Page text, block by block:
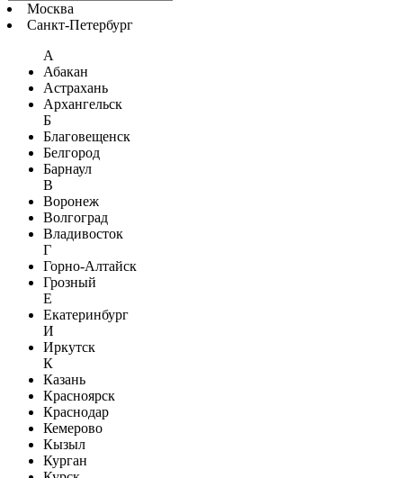
Москва
Санкт-Петербург
А
Абакан
Астрахань
Архангельск
Б
Благовещенск
Белгород
Барнаул
В
Воронеж
Волгоград
Владивосток
Г
Горно-Алтайск
Грозный
Е
Екатеринбург
И
Иркутск
К
Казань
Красноярск
Краснодар
Кемерово
Кызыл
Курган